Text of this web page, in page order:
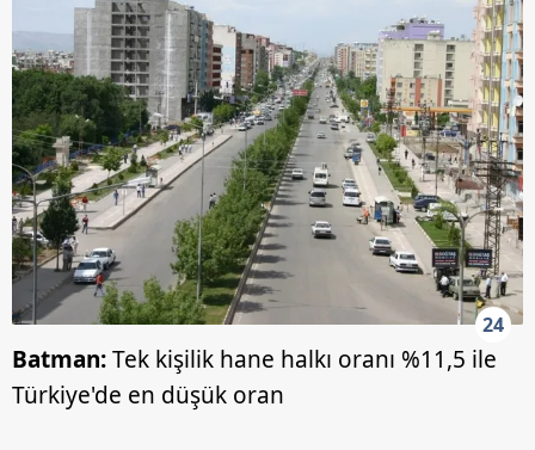
24
Batman:Tek kişilik hane halkı oranı %11,5 ile
Türkiye'de en düşük oran